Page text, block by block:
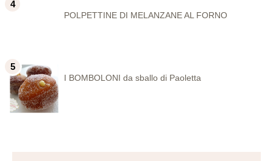
POLPETTINE DI MELANZANE AL FORNO
I BOMBOLONI da sballo di Paoletta